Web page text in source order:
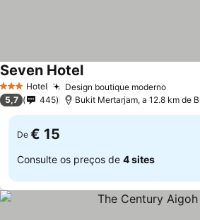
3 EstrelasHotel Design boutique moderno
Seven Hotel
5,7 445 Bukit Mertarjam, a 12.8 km de
De € 15
Consulte os preços de 4 sites